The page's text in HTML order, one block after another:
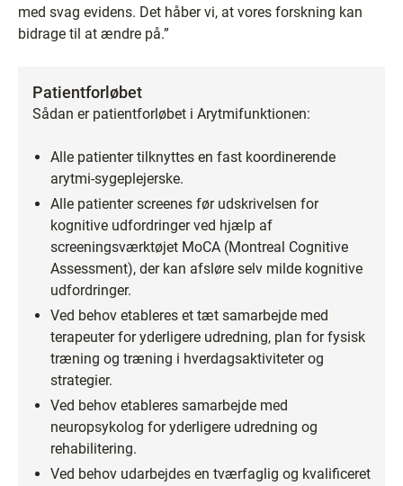
med svag evidens. Det håber vi, at vores forskning kan
bidrage til at ændre på.”
Patientforløbet
Sådan er patientforløbet i Arytmifunktionen:
Alle patienter tilknyttes en fast koordinerende
arytmi-sygeplejerske.
Alle patienter screenes før udskrivelsen for
kognitive udfordringer ved hjælp af
screeningsværktøjet MoCA (Montreal Cognitive
Assessment), der kan afsløre selv milde kognitive
udfordringer.
Ved behov etableres et tæt samarbejde med
terapeuter for yderligere udredning, plan for fysisk
træning og træning i hverdagsaktiviteter og
strategier.
Ved behov etableres samarbejde med
neuropsykolog for yderligere udredning og
rehabilitering.
Ved behov udarbejdes en tværfaglig og kvalificeret